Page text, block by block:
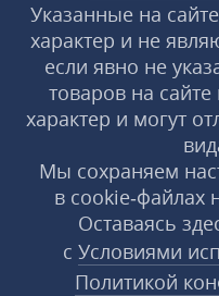
Указанные на
характер и не
если явно не
товаров на
характер и могут
Мы сохраняем
в
Оставаясь
с Условиями
Политикой